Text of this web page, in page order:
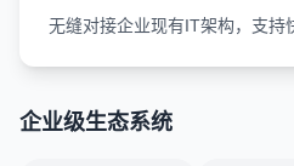
无缝对接企业现有IT架构，支持
企业级生态系统